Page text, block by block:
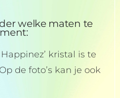
welke maten te
kristal is te
de foto’s kan je ook